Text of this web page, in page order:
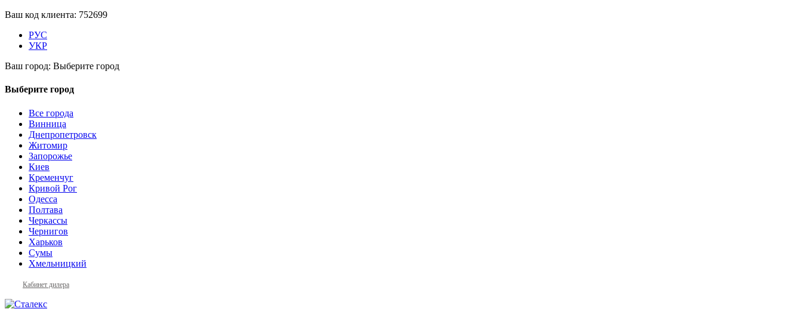
Ваш код клиента: 752699
РУС
УКР
Ваш город: Выберите город
Выберите город
Все города
Винница
Днепропетровск
Житомир
Запорожье
Киев
Кременчуг
Кривой Рог
Одесса
Полтава
Черкассы
Чернигов
Харьков
Сумы
Хмельницкий
Кабинет дилера